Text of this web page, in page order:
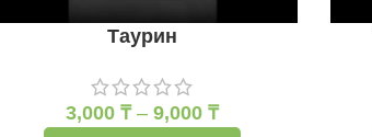
Таурин
3,000₸ – 9,000₸